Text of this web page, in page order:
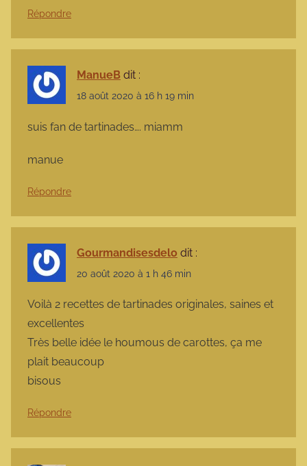
Répondre
ManueB dit :
18 août 2020 à 16 h 19 min
suis fan de tartinades…. miamm
manue
Répondre
Gourmandisesdelo dit :
20 août 2020 à 1 h 46 min
Voilà 2 recettes de tartinades originales, saines et
excellentes
Très belle idée le houmous de carottes, ça me
plait beaucoup
bisous
Répondre